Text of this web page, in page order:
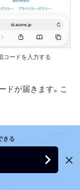
コードを入力する
ドが届きます。こ
きる